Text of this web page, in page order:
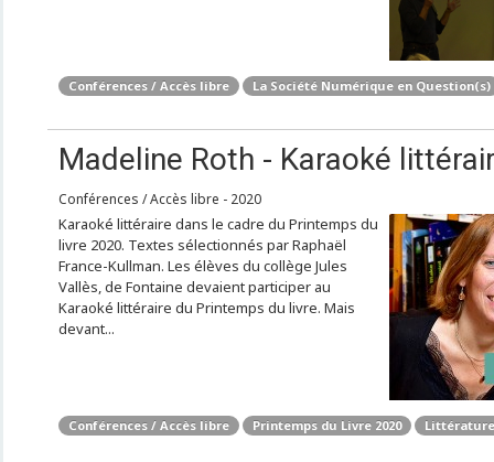
Conférences / Accès libre La Société Numérique en Question(s)
Madeline Roth - Karaoké
Conférences / Accès libre - 2020
Karaoké littéraire dans le cadre du Printemps du
livre 2020. Textes sélectionnés par Raphaël
France-Kullman. Les élèves du collège Jules
Vallès, de Fontaine devaient participer au
Karaoké littéraire du Printemps du livre. Mais
devant...
Conférences / Accès libre Printemps du Livre 2020